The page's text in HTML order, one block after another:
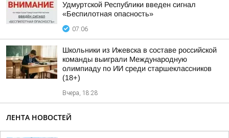
Удмуртской Республики введен сигнал
«Беспилотная опасность»
07:06
Школьники из Ижевска в составе российской
команды выиграли Международную
олимпиаду по ИИ среди старшеклассников
(18+)
Вчера, 18:28
ЛЕНТА НОВОСТЕЙ